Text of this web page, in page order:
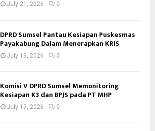
July 21, 2026 0
DPRD Sumsel Pantau Kesiapan Puskesmas
Payakabung Dalam Menerapkan KRIS
July 19, 2026 0
Komisi V DPRD Sumsel Memonitoring
Kesiapan K3 dan BPJS pada PT MHP
July 19, 2026 0